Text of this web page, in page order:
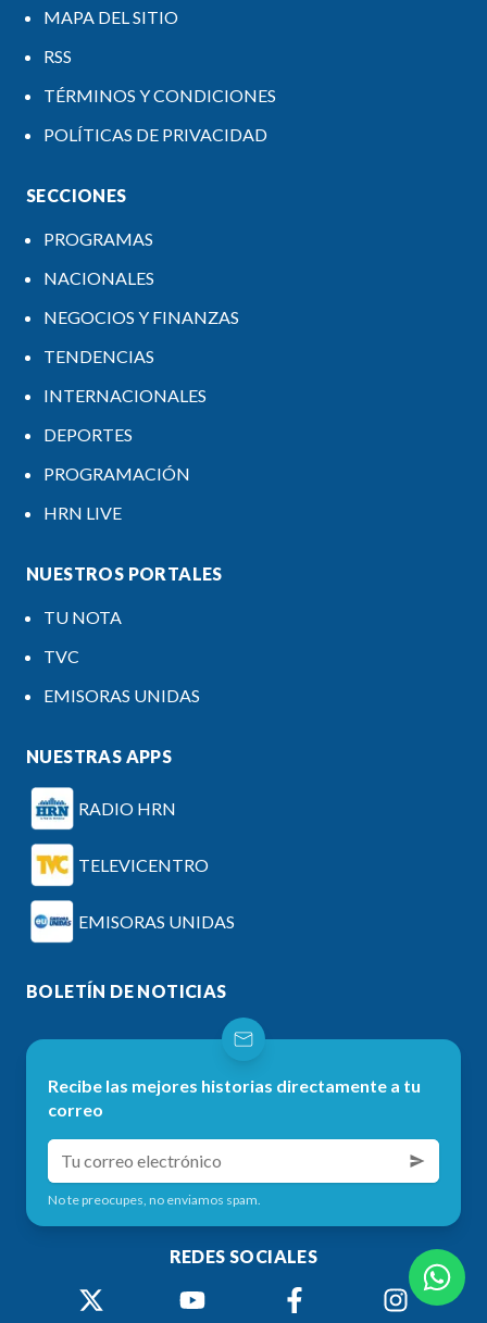
MAPA DEL SITIO
RSS
TÉRMINOS Y CONDICIONES
POLÍTICAS DE PRIVACIDAD
SECCIONES
PROGRAMAS
NACIONALES
NEGOCIOS Y FINANZAS
TENDENCIAS
INTERNACIONALES
DEPORTES
PROGRAMACIÓN
HRN LIVE
NUESTROS PORTALES
TU NOTA
TVC
EMISORAS UNIDAS
NUESTRAS APPS
RADIO HRN
TELEVICENTRO
EMISORAS UNIDAS
BOLETÍN DE NOTICIAS
Recibe las mejores historias directamente a tu
correo
No te preocupes, no enviamos spam.
REDES SOCIALES